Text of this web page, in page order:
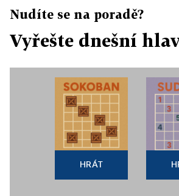
Nudíte se na poradě?
Vyřešte dnešní
HRÁT